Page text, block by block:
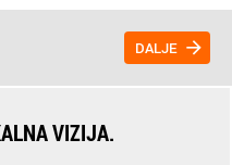
DALJE
VIZIJA.